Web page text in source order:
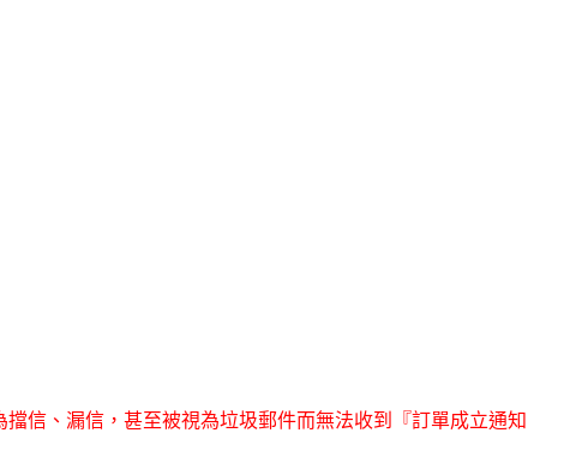
信、漏信，甚至被視為垃圾郵件而無法收到『訂單成立通知